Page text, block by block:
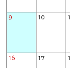
9 10
16 17